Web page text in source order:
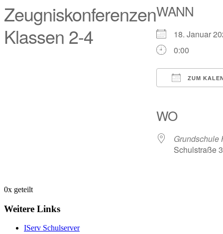
Zeugniskonferenzen
Klassen 2-4
WANN
18. Januar
0:00
ZUM
WO
Grundschule
Schulstraße
0x geteilt
Weitere Links
IServ Schulserver